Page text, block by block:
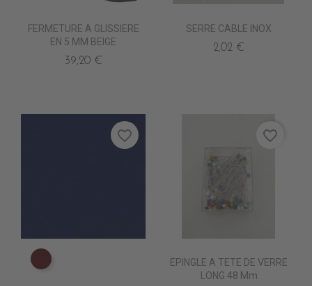
FERMETURE A GLISSIERE
EN 5 MM BEIGE
39,20 €
SERRE CABLE INOX
2,02 €
PE0630 BORDEAUX suppr
favorite_border
EPINGLE A TETE DE VERRE
LONG 48 Mm
favorite_border